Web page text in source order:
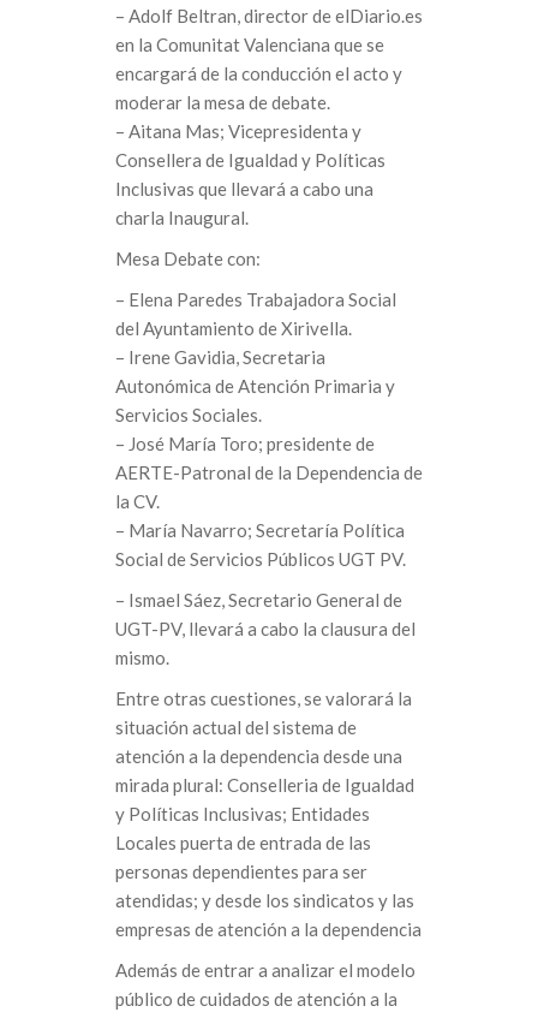
– Adolf Beltran, director de elDiario.es
en la Comunitat Valenciana que se
encargará de la conducción el acto y
moderar la mesa de debate.
– Aitana Mas; Vicepresidenta y
Consellera de Igualdad y Políticas
Inclusivas que llevará a cabo una
charla Inaugural.
Mesa Debate con:
– Elena Paredes Trabajadora Social
del Ayuntamiento de Xirivella.
– Irene Gavidia, Secretaria
Autonómica de Atención Primaria y
Servicios Sociales.
– José María Toro; presidente de
AERTE-Patronal de la Dependencia de
la CV.
– María Navarro; Secretaría Política
Social de Servicios Públicos UGT PV.
– Ismael Sáez, Secretario General de
UGT-PV, llevará a cabo la clausura del
mismo.
Entre otras cuestiones, se valorará la
situación actual del sistema de
atención a la dependencia desde una
mirada plural: Conselleria de Igualdad
y Políticas Inclusivas; Entidades
Locales puerta de entrada de las
personas dependientes para ser
atendidas; y desde los sindicatos y las
empresas de atención a la dependencia
Además de entrar a analizar el modelo
público de cuidados de atención a la